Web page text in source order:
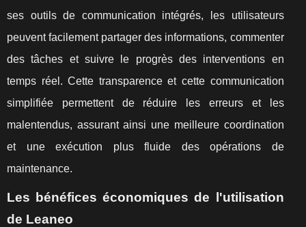
ses outils de communication intégrés, les utilisateurs
peuvent facilement partager des informations, commenter
des tâches et suivre le progrès des interventions en
temps réel. Cette transparence et cette communication
simplifiée permettent de réduire les erreurs et les
malentendus, assurant ainsi une meilleure coordination
et une exécution plus fluide des opérations de
maintenance.
Les bénéfices économiques de l'utilisation
de Leaneo